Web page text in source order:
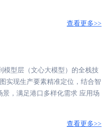
查看更多>>
模型层（文心大模型）的全栈技
实现生产要素精准定位，结合智
，满足港口多样化需求 应用场
查看更多>>